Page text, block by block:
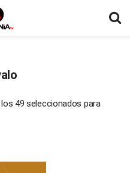
49 seleccionados para